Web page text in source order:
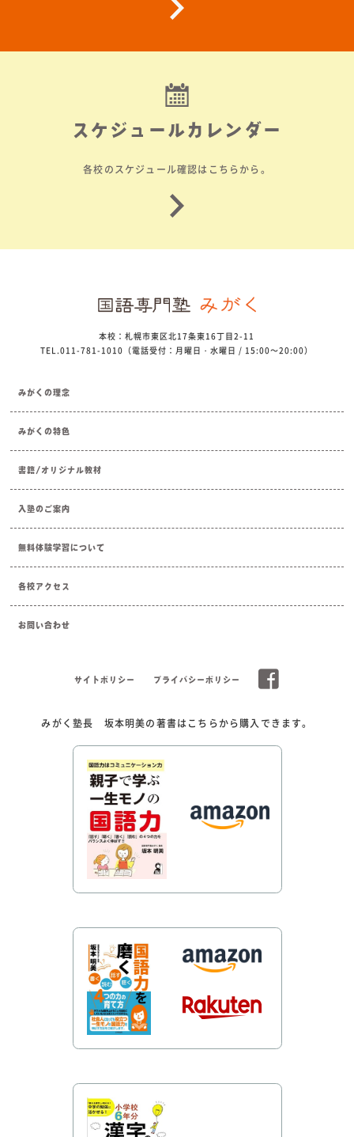
スケジュールカレンダー
各校のスケジュール確認はこちらから。
本校：札幌市東区北17条東16丁目2-11
TEL.011-781-1010（電話受付：月曜日・水曜日 / 15:00～20:00）
みがくの理念
みがくの特色
書籍/オリジナル教材
入塾のご案内
無料体験学習について
各校アクセス
お問い合わせ
サイトポリシー プライバシーポリシー
みがく塾長 坂本明美の著書はこちらから購入できます。